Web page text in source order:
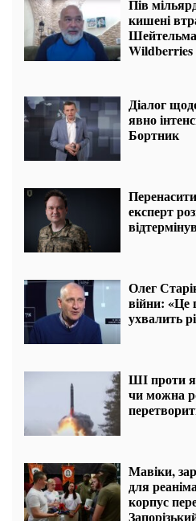
Пів
кишені
Wildberries
Діалог
явно
Бортник
експерт
Олег
війни: «Це
ухвалить
ШІ проти
чи можна
Мавіки,
для
корпус